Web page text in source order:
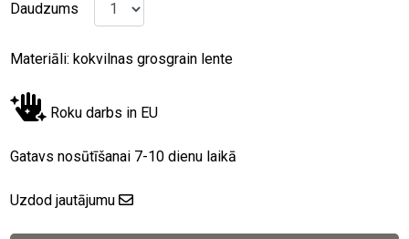
Daudzums
Materiāli: kokvilnas grosgrain lente
Roku darbs in EU
Gatavs nosūtīšanai 7-10 dienu laikā
Uzdod jautājumu